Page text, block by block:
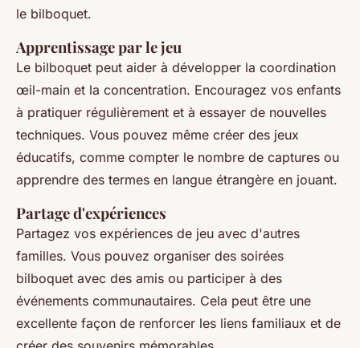
le bilboquet.
Apprentissage par le jeu
Le bilboquet peut aider à développer la coordination
œil-main et la concentration. Encouragez vos enfants
à pratiquer régulièrement et à essayer de nouvelles
techniques. Vous pouvez même créer des jeux
éducatifs, comme compter le nombre de captures ou
apprendre des termes en langue étrangère en jouant.
Partage d'expériences
Partagez vos expériences de jeu avec d'autres
familles. Vous pouvez organiser des soirées
bilboquet avec des amis ou participer à des
événements communautaires. Cela peut être une
excellente façon de renforcer les liens familiaux et de